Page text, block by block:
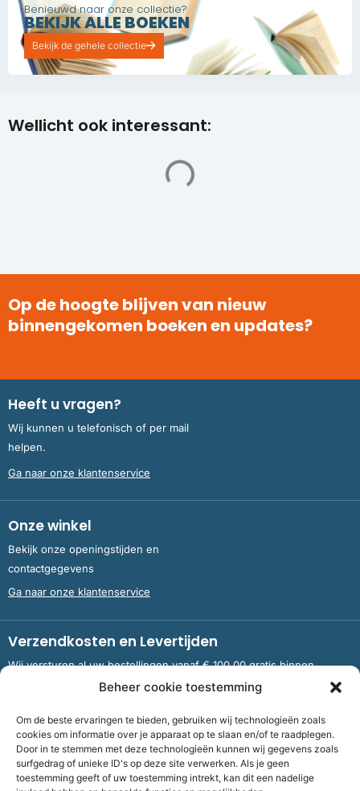
Beheer cookie toestemming
Om de beste ervaringen te bieden, gebruiken wij technologieën zoals
cookies om informatie over je apparaat op te slaan en/of te raadplegen.
Door in te stemmen met deze technologieën kunnen wij gegevens zoals
surfgedrag of unieke ID's op deze site verwerken. Als je geen
toestemming geeft of uw toestemming intrekt, kan dit een nadelige
Benieuwd naar onze collectie?
BEKIJK ALLE BOEKEN
Bekijk de gehele collectie
Wellicht ook interessant:
Op de hoogte blijven van nieuw
binnengekomen boeken en updates?
Heeft u vragen?
Wij kunnen u telefonisch of per mail
helpen.
Ga naar onze klantenservice
Onze winkel
Bekijk onze openingstijden en
contactgegevens
Ga naar onze klantenservice
Verzendkosten en Levertijden
Wij versturen al uw bestellingen vanaf € 100,00 gratis binnen
Nederland en België.
Meer informatie over verzendkosten en levertijden
Bank NL09 RABO 0326 5083 92 ten name van Stichting OddFellows